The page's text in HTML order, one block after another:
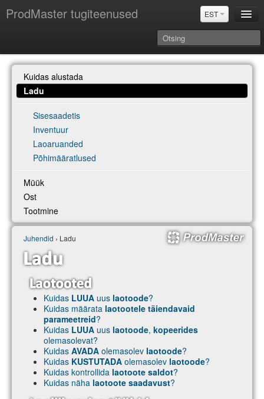
ProdMaster tugiteenused EST
Juhendid
Versiooniuuendused
Power BI & Merit Aktiva (EST)
Kuidas alustada
Ladu
Sisesaadetis
Inventuur
Laoaruanded
Põhimääratlused
Müük
Ost
Tootmine
Juhendid › Ladu
Kuidas LUUA uus laotoode?
Kuidas määrata laotootele täiendavaid
parameetreid?
Kuidas LUUA uus laotoode, kopeerides
olemasolevat?
Kuidas AVADA olemasolev laotoode?
Kuidas KUSTUTADA olemasolev laotoode?
Kuidas kontrollida laotoote saldot?
Kuidas näha laotoote saadavust?